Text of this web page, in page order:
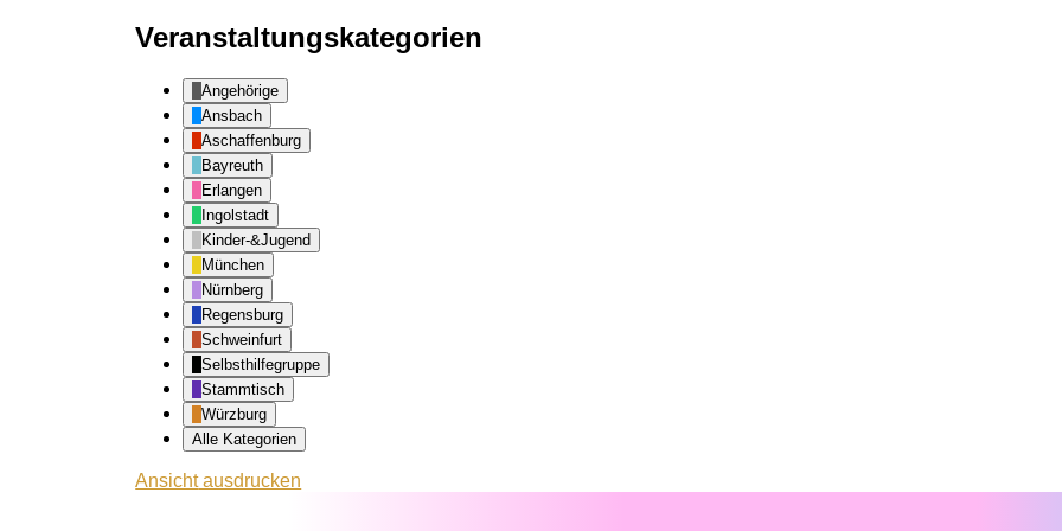
Veranstaltungskategorien
Angehörige
Ansbach
Aschaffenburg
Bayreuth
Erlangen
Ingolstadt
Kinder-&Jugend
München
Nürnberg
Regensburg
Schweinfurt
Selbsthilfegruppe
Stammtisch
Würzburg
Alle Kategorien
Ansichtausdrucken